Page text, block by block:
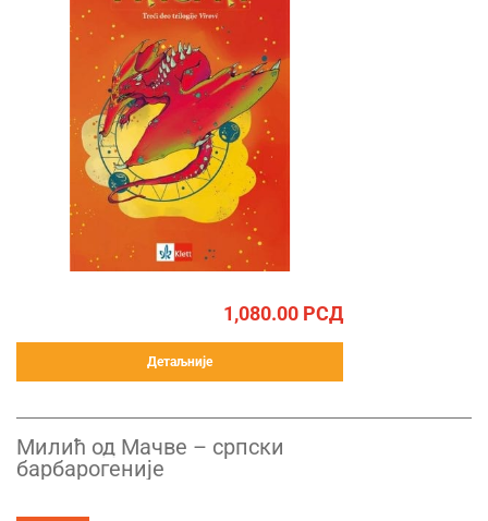
1,080.00 РСД
Детаљније
Милић од Мачве – српски
барбарогеније